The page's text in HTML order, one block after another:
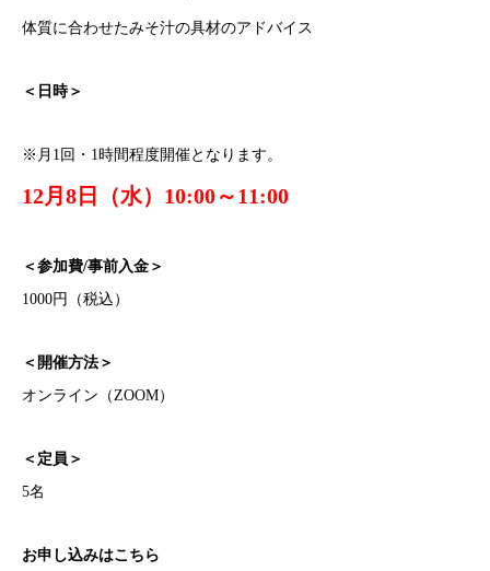
体質に合わせたみそ汁の具材のアドバイス
＜日時＞
※月1回・1時間程度開催となります。
12月8日（水）10:00～11:00
＜参加費/事前入金＞
1000円（税込）
＜開催方法＞
オンライン（ZOOM）
＜定員＞
5名
お申し込みはこちら